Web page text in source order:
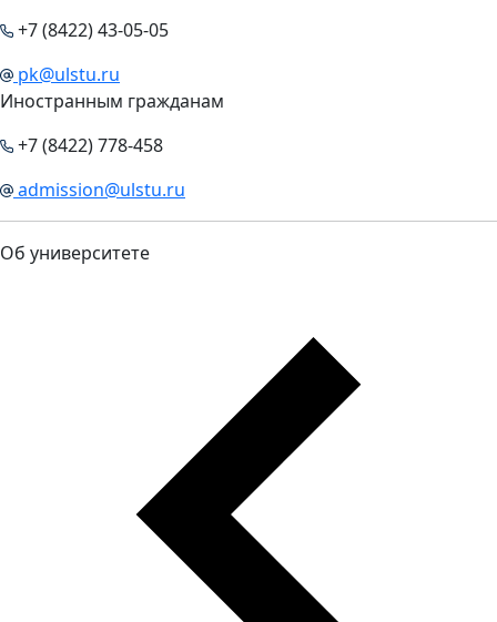
+7 (8422) 43-05-05
pk@ulstu.ru
Иностранным гражданам
+7 (8422) 778-458
admission@ulstu.ru
Об университете